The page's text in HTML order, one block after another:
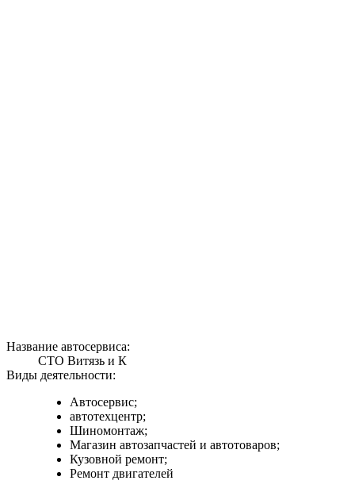
Название автосервиса:
СТО Витязь и К
Виды деятельности:
Автосервис;
автотехцентр;
Шиномонтаж;
Магазин автозапчастей и автотоваров;
Кузовной ремонт;
Ремонт двигателей